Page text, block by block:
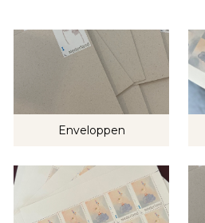
Enveloppen